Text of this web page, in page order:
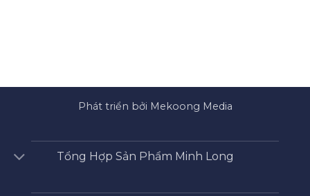
Phát triển bởi Mekoong Media
Tổng Hợp Sản Phẩm Minh Long